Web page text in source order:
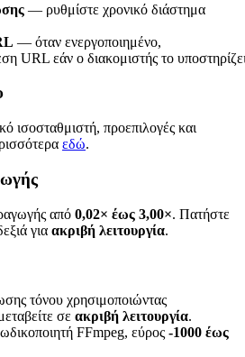
— ρυθμίστε χρονικό διάστημα
— όταν ενεργοποιημένο,
URL εάν ο διακομιστής το
ισοσταθμιστή, προεπιλογές και
εδώ.
από 0,02× έως 3,00×. Πατήστε
για ακριβή λειτουργία.
τόνου χρησιμοποιώντας
σε ακριβή λειτουργία.
FFmpeg, εύρος -1000 έως